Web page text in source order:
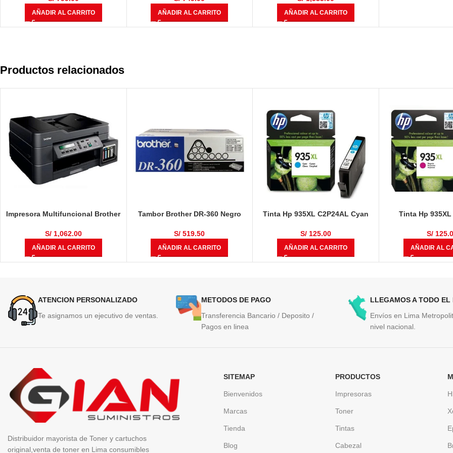
AÑADIR AL CARRITO AÑADIR AL CARRITO AÑADIR AL CARRITO
Productos relacionados
Impresora Multifuncional Brother
S/1,062.00
AÑADIR AL CARRITO
Tambor Brother DR-360 Negro
S/ 519.50
AÑADIR AL CARRITO
Tinta Hp 935XL C2P24AL Cyan
S/ 125.00
AÑADIR AL CARRITO
Tinta Hp 935XL
S/
AÑADIR AL
ATENCION PERSONALIZADO
Te asignamos un ejecutivo de ventas.
METODOS DE PAGO
Transferencia Bancario / Deposito /
Pagos en linea
LLEGAMOS A TODO EL
Envíos en Lima
nivel nacional.
Distribuidor mayorista de Toner y cartuchos
original,venta de toner en Lima consumibles
SITEMAP
Bienvenidos
Marcas
Tienda
Blog
PRODUCTOS
Impresoras
Toner
Tintas
Cabezal